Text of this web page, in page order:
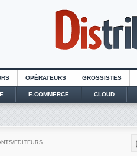
OPÉRATEURS GROSSISTES
E-COMMERCE CLOUD
EDITEURS